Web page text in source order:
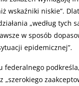
wskaźniki niskie”.
„według tych
w sposób
epidemicznej”.
federalnego
„szerokiego